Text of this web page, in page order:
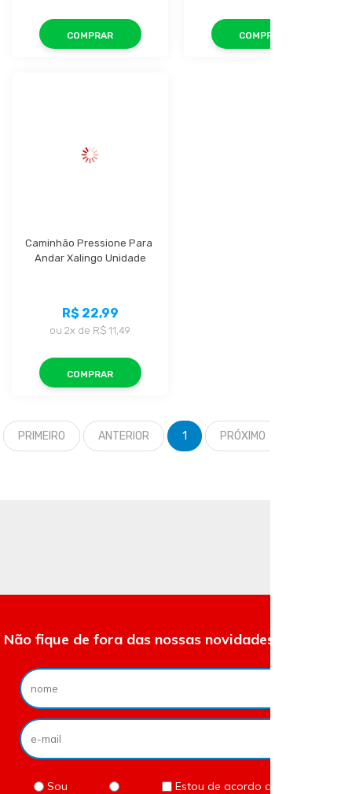
COMPRAR COMPRAR
Caminhão Pressione Para
Andar Xalingo Unidade
R$ 22,99
ou 2x de R$ 11,49
COMPRAR
PRIMEIRO ANTERIOR 1 PRÓXIMO
Não fique de fora das nossas novidades e ofertas.
Sou
Estou de acordo com as